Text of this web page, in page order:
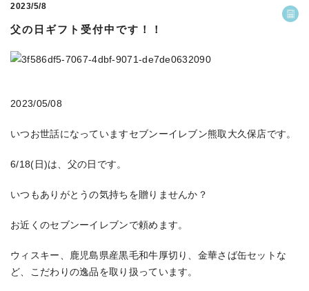
2023/5/8
父の日ギフト受付中です！！
2023/05/08
いつお世話になっていますセブンーイレブン熊取大久保店です。
6/18(日)は、父の日です。
いつもありがとうの気持ちを贈りませんか？
お近くのセブンーイレブンで頼めます。
ウィスキー、鹿児島県産黒毛和牛厚切り、金華さば缶セットな
ど、こだわりの逸品を取り扱っています。